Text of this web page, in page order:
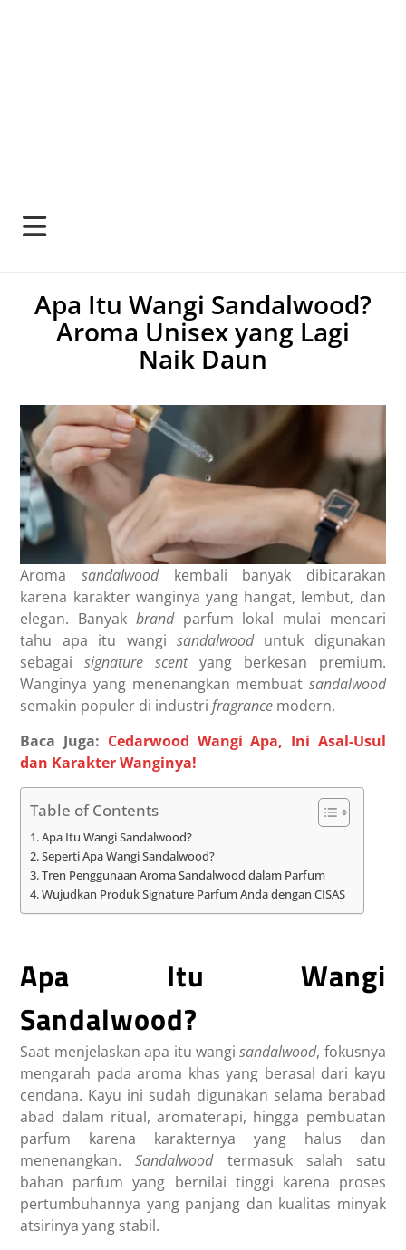
Apa Itu Wangi Sandalwood?
Aroma Unisex yang Lagi
Naik Daun
Aroma sandalwood kembali banyak dibicarakan
karena karakter wanginya yang hangat, lembut, dan
elegan. Banyak brandparfum lokal mulai mencari
tahu apa itu wangi sandalwooduntuk digunakan
sebagai signature scentyang berkesan premium.
Wanginya yang menenangkan membuat sandalwood
semakin populer di industrifragrance modern.
Baca Juga: Cedarwood Wangi Apa, Ini Asal-Usul
dan Karakter Wanginya!
Table of Contents
Apa Itu Wangi Sandalwood?
Seperti Apa Wangi Sandalwood?
Tren Penggunaan Aroma Sandalwood dalam Parfum
Wujudkan Produk Signature Parfum Anda dengan CISAS
Apa Itu Wangi
Sandalwood?
Saat menjelaskan apa itu wangi sandalwood, fokusnya
mengarah pada aroma khas yang berasal dari kayu
cendana. Kayu ini sudah digunakan selama berabad
abad dalam ritual, aromaterapi, hingga pembuatan
parfum karena karakternya yang halus dan
menenangkan. Sandalwood termasuk salah satu
bahan parfum yang bernilai tinggi karena proses
pertumbuhannya yang panjang dan kualitas minyak
atsirinya yang stabil.